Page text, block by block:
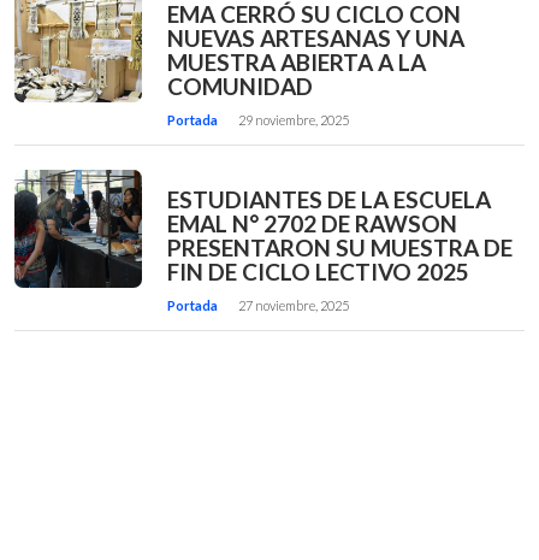
EMA CERRÓ SU CICLO CON
NUEVAS ARTESANAS Y UNA
MUESTRA ABIERTA A LA
COMUNIDAD
Portada 29 noviembre, 2025
ESTUDIANTES DE LA ESCUELA
EMAL N° 2702 DE RAWSON
PRESENTARON SU MUESTRA DE
FIN DE CICLO LECTIVO 2025
Portada 27 noviembre, 2025